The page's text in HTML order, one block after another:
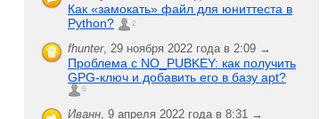
Как «замокать» файл для юниттеста в
Python?
2
fhunter, 29 ноября 2022 года в 2:09 →
Проблема с NO_PUBKEY: как получить
GPG-ключ и добавить его в базу apt?
6
Иванн, 9 апреля 2022 года в 8:31 →